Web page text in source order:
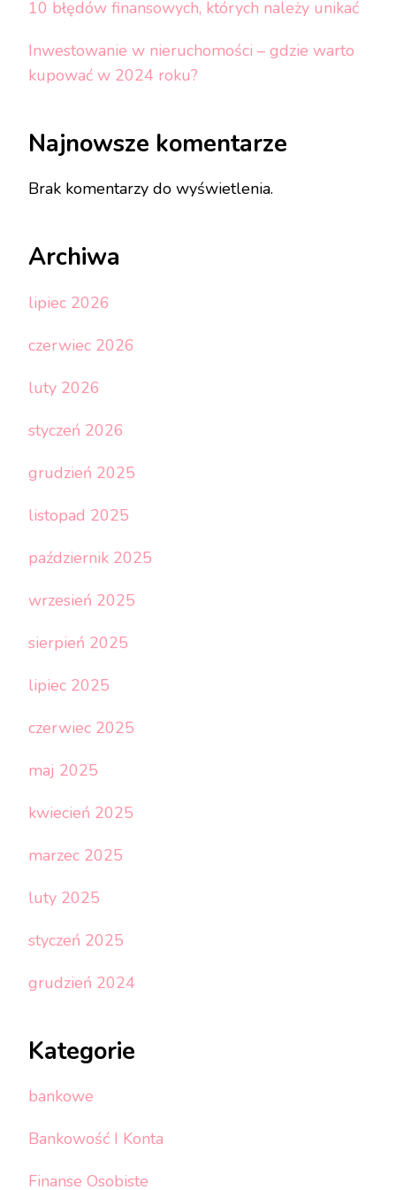
10 błędów finansowych, których należy unikać
Inwestowanie w nieruchomości – gdzie warto
kupować w 2024 roku?
Najnowsze komentarze
Brak komentarzy do wyświetlenia.
Archiwa
lipiec 2026
czerwiec 2026
luty 2026
styczeń 2026
grudzień 2025
listopad 2025
październik 2025
wrzesień 2025
sierpień 2025
lipiec 2025
czerwiec 2025
maj 2025
kwiecień 2025
marzec 2025
luty 2025
styczeń 2025
grudzień 2024
Kategorie
bankowe
Bankowość I Konta
Finanse Osobiste